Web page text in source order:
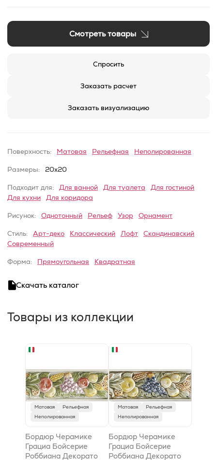
Смотреть товары
Спросить
Заказать расчет
Заказать визуализацию
Поверхность: Матовая Рельефная Неполированная
Размеры: 20x20
Подходит для: Для ванной Для туалета
Для гостиной
Для кухни
Для коридора
Рисунок: Однотонный Рельеф Узор Орнамент
Стиль: Арт-деко Классический Лофт
Скандинавский
Современный
Форма: Прямоугольная Квадратная
Скачать каталог
Товары из коллекции
Матовая
Рельефная
Неполированная
Бордюр Черамике
Грациа Бойсерие
Роббиана Декорато
Матовая
Рельефная
Неполированная
Бордюр Черамике
Грациа Бойсерие
Роббиана Декорато